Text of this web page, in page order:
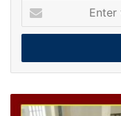
your
Email